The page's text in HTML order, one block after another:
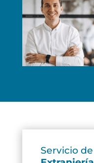
Servicio de